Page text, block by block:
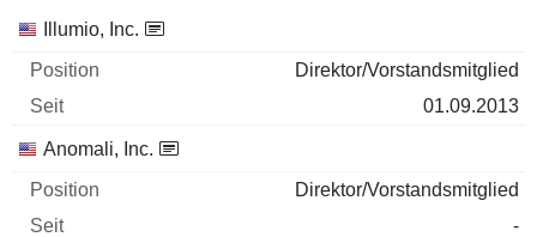
Unternehmen Position
Illumio, Inc.
Direktor/Vorstandsmitglied
01.09.2013
Anomali, Inc.
Direktor/Vorstandsmitglied
-